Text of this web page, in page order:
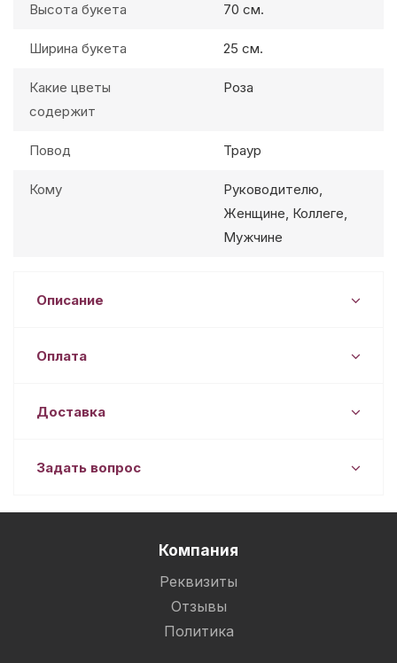
Высота букета 70 см.
Ширина букета 25 см.
Какие цветы
содержит
Роза
Повод Траур
Кому
Руководителю,
Женщине, Коллеге,
Мужчине
Описание
Оплата
Доставка
Задать вопрос
Компания
Реквизиты
Отзывы
Политика